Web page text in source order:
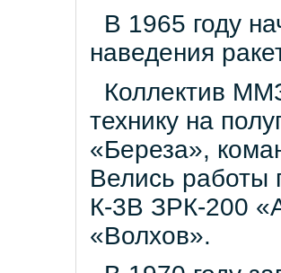
В 1965 году
наведения
Коллектив
технику на
«Береза»,
Велись работы
К-3В ЗРК-200
«Волхов».